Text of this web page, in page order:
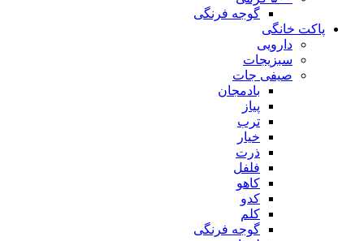
گوجه فرنگی
پاکت خانگی
دارویی
سبزیجات
صیفی جات
بادمجان
پیاز
ترب
خیار
ذرت
فلفل
کاهو
کدو
کلم
گوجه فرنگی